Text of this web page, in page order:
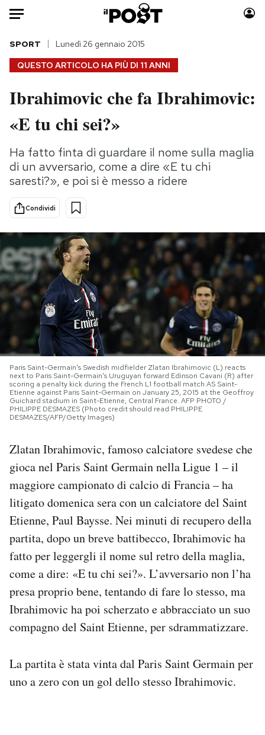
Auto
HOME
Italia
Politica
Tecnologia
Internet
Scienza
Cultura
Economia
Sport
Moda
Storie/Idee
Ok Boomer!
Media
Mondiali calcio 2026
PODCAST
NEWSLETTER
I MIEI PREFERITI
SHOP
CALENDARIO
AREA PERSONALE
Area Personale
Newsletter
Notifiche mobile
Regala il Post
Hai bisogno di aiuto?
QUESTO ARTICOLO HA PIÙ DI 11 ANNI
SPORT Lunedì 26 gennaio 2015
Ibrahimovic che fa Ibrahimovic:
«E tu chi sei?»
Ha fatto finta di guardare il nome sulla maglia
di un avversario, come a dire «E tu chi
saresti?», e poi si è messo a ridere
Condividi
Paris Saint-Germain's Swedish midfielder Zlatan Ibrahimovic (L) reacts
next to Paris Saint-Germain's Uruguyan forward Edinson Cavani (R) after
scoring a penalty kick during the French L1 football match AS Saint-
Etienne against Paris Saint-Germain on January 25, 2015 at the Geoffroy
Guichard stadium in Saint-Etienne, Central France. AFP PHOTO /
PHILIPPE DESMAZES (Photo credit should read PHILIPPE
DESMAZES/AFP/Getty Images)
Zlatan Ibrahimovic, famoso calciatore svedese che
gioca nel Paris Saint Germain nella Ligue 1 – il
maggiore campionato di calcio di Francia – ha
litigato domenica sera con un calciatore del Saint
Etienne, Paul Baysse. Nei minuti di recupero della
partita, dopo un breve battibecco, Ibrahimovic ha
fatto per leggergli il nome sul retro della maglia,
come a dire: «E tu chi sei?». L’avversario non l’ha
presa proprio bene, tentando di fare lo stesso, ma
Ibrahimovic ha poi scherzato e abbracciato un suo
compagno del Saint Etienne, per sdrammatizzare.
La partita è stata vinta dal Paris Saint Germain per
uno a zero con un gol dello stesso Ibrahimovic.